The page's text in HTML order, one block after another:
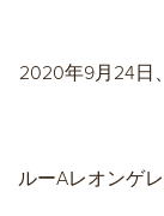
2020年9月24日
ルーAレオンゲ